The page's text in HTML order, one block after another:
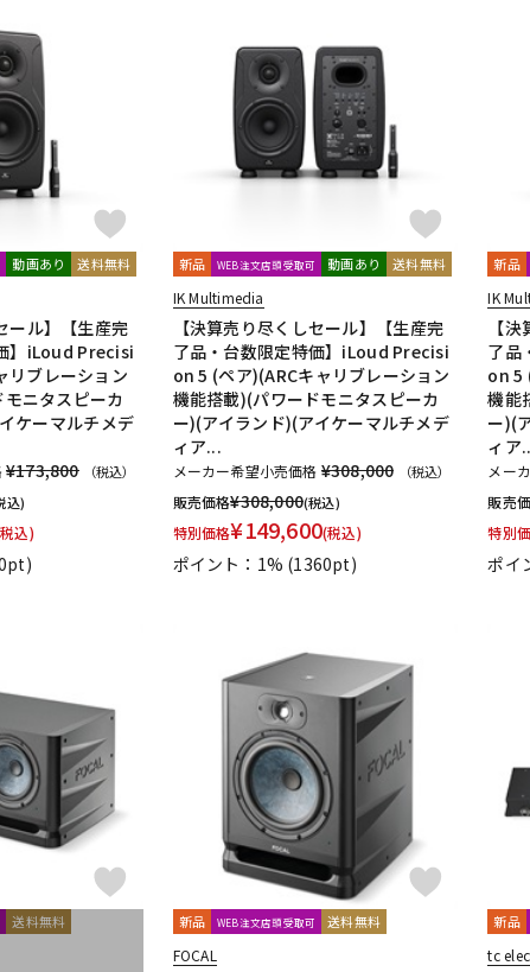
動画あり 送料無料
ール】【生産完
】iLoud Precisi
リブレーション
ニタスピーカ
ケーマルチメデ
¥173,800 （税込）
込)
込)
新品 WEB注文店頭受取可 動画あり 送料無料
IK Multimedia
【決算売り尽くしセール】【生産完
了品・台数限定特価】iLoud Precisi
on 5 (ペア)(ARCキャリブレーション
機能搭載)(パワードモニタスピーカ
ー)(アイランド)(アイケーマルチメデ
ィア...
メーカー希望小売価格 ¥308,000 （税込）
販売価格¥308,000(税込)
特別価格¥149,600(税込)
ポイント：1% (1360pt)
新品
IK
【
了品
on 5
機能
ー)(
ィア
メー
販売
特別
ポイ
送料無料 新品 WEB注文店頭受取可 送料無料
FOCAL
新品
tc